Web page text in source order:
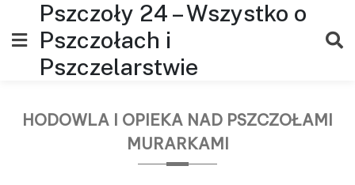
content
Pszczoły 24 – Wszystko o
Pszczołach i
Pszczelarstwie
HODOWLA I OPIEKA NAD PSZCZOŁAMI
MURARKAMI